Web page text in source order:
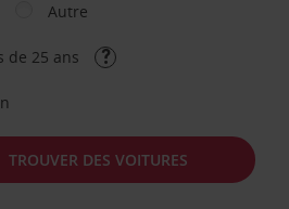
Autre
de 25 ans
TROUVER DES VOITURES